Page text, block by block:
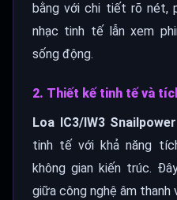
bằng với chi tiết rõ nét,
nhạc tinh tế lẫn xem
sống động.
2. Thiết kế tinh tế và
Loa IC3/IW3 Snailpower
tinh tế với khả năng
không gian kiến trúc.
giữa công nghệ âm thanh